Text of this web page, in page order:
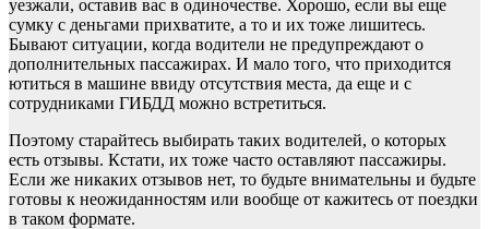
уезжали, оставив вас в одиночестве. Хорошо, если вы еще
сумку с деньгами прихватите, а то и их тоже лишитесь.
Бывают ситуации, когда водители не предупреждают о
дополнительных пассажирах. И мало того, что приходится
ютиться в машине ввиду отсутствия места, да еще и с
сотрудниками ГИБДД можно встретиться.
Поэтому старайтесь выбирать таких водителей, о которых
есть отзывы. Кстати, их тоже часто оставляют пассажиры.
Если же никаких отзывов нет, то будьте внимательны и будьте
готовы к неожиданностям или вообще от кажитесь от поездки
в таком формате.